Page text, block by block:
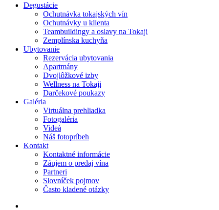
Degustácie
Ochutnávka tokajských vín
Ochutnávky u klienta
Teambuildingy a oslavy na Tokaji
Zemplínska kuchyňa
Ubytovanie
Rezervácia ubytovania
Apartmány
Dvojlôžkové izby
Wellness na Tokaji
Darčekové poukazy
Galéria
Virtuálna prehliadka
Fotogaléria
Videá
Náš fotopríbeh
Kontakt
Kontaktné informácie
Záujem o predaj vína
Partneri
Slovníček pojmov
Často kladené otázky